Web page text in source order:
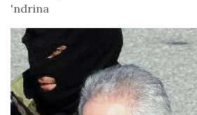
'ndrina